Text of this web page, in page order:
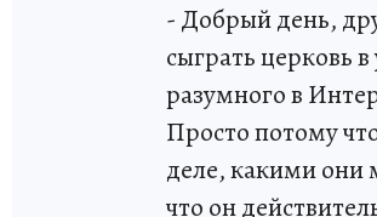
- Добрый день,
сыграть церковь
разумного в
Просто потому
деле, какими они
что он